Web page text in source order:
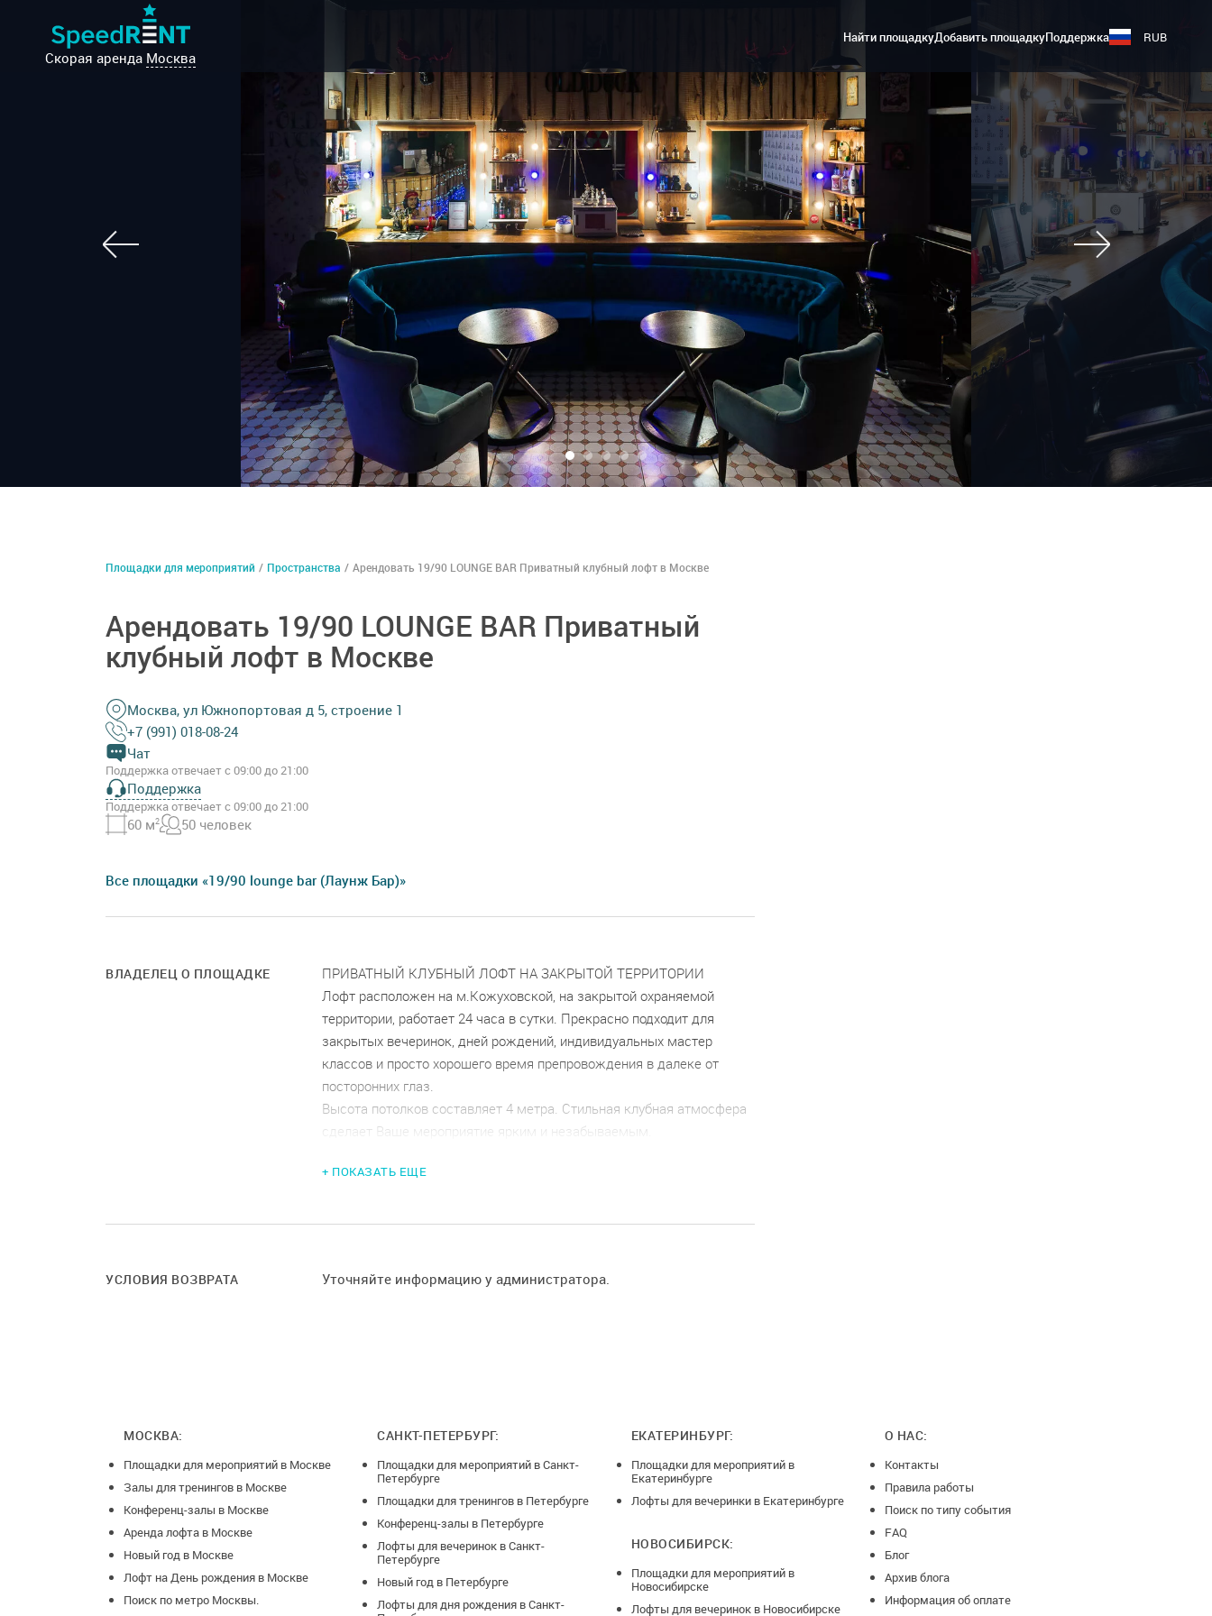
Скорая аренда Москва
Найти площадкуДобавить площадкуПоддержка RUB
Площадки для мероприятий / Пространства / Арендовать 19/90 LOUNGE BAR Приватный клубный лофт в Москве
Арендовать 19/90 LOUNGE BAR Приватный
клубный лофт в Москве
Москва, ул Южнопортовая д 5, строение 1
+7 (991) 018-08-24
Чат
Поддержка отвечает с 09:00 до 21:00
Поддержка
Поддержка отвечает с 09:00 до 21:00
60 м2 50 человек
Все площадки «19/90 lounge bar (Лаунж Бар)»
ВЛАДЕЛЕЦ О ПЛОЩАДКЕ
ПРИВАТНЫЙ КЛУБНЫЙ ЛОФТ НА ЗАКРЫТОЙ ТЕРРИТОРИИ
Лофт расположен на м.Кожуховской, на закрытой охраняемой
территории, работает 24 часа в сутки. Прекрасно подходит для
закрытых вечеринок, дней рождений, индивидуальных мастер
классов и просто хорошего время препровождения в далеке от
посторонних глаз.
Высота потолков составляет 4 метра. Стильная клубная атмосфера
сделает Ваше мероприятие ярким и незабываемым.
У НАС НЕТ ОГРАНИЧЕНИЙ ПО ШУМУ И ПРОБКОВОГО СБОРА!
Будни(Кроме Праздничных дней):
С 18:00 до 06:00 - 3000 р/час
С 8:00 до 18:00 - 3000 р/Час
С 18:00 до 06:00 - 4000 р/час
Воскресенье
С 8:00 до 18:00 - 1500 р/Час
С 18:00 до 06:00 - 2000 р/час
+ ПОКАЗАТЬ ЕЩЕ
УСЛОВИЯ ВОЗВРАТА Уточняйте информацию у администратора.
МОСКВА:
Площадки для мероприятий в Москве
Залы для тренингов в Москве
Конференц-залы в Москве
Аренда лофта в Москве
Новый год в Москве
Лофт на День рождения в Москве
Поиск по метро Москвы.
САНКТ-ПЕТЕРБУРГ:
Площадки для мероприятий в Санкт-
Петербурге
Площадки для тренингов в Петербурге
Конференц-залы в Петербурге
Лофты для вечеринок в Санкт-
Петербурге
Новый год в Петербурге
Лофты для дня рождения в Санкт-
ЕКАТЕРИНБУРГ:
Площадки для мероприятий в
Екатеринбурге
Лофты для вечеринки в Екатеринбурге
НОВОСИБИРСК:
Площадки для мероприятий в
Новосибирске
Лофты для вечеринок в Новосибирске
О НАС:
Контакты
Правила работы
Поиск по типу события
FAQ
Блог
Архив блога
Информация об оплате